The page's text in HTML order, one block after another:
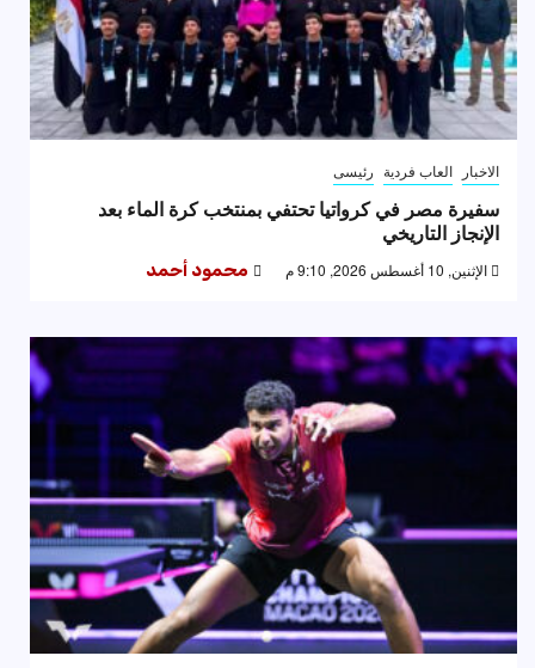
الاخبار العاب فردية رئيسى
سفيرة مصر في كرواتيا تحتفي بمنتخب كرة الماء بعد
الإنجاز التاريخي
الإثنين, 10 أغسطس 2026, 9:10 م محمود أحمد